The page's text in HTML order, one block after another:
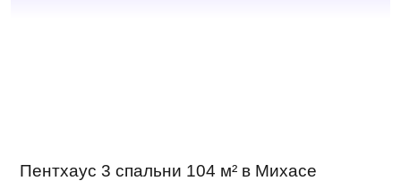
Пентхаус 3 спальни 104 м² в Михасе